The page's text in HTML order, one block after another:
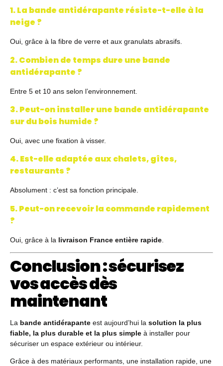
1. La bande antidérapante résiste-t-elle à la
neige ?
Oui, grâce à la fibre de verre et aux granulats abrasifs.
2. Combien de temps dure une bande
antidérapante ?
Entre 5 et 10 ans selon l’environnement.
3. Peut-on installer une bande antidérapante
sur du bois humide ?
Oui, avec une fixation à visser.
4. Est-elle adaptée aux chalets, gîtes,
restaurants ?
Absolument : c’est sa fonction principale.
5. Peut-on recevoir la commande rapidement
?
Oui, grâce à la livraison France entière rapide
Conclusion : sécurisez
vos accès dès
maintenant
La bande antidérapante est aujourd’hui la solution la plus
fiable, la plus durable et la plus simple à installer pour
sécuriser un espace extérieur ou intérieur.
Grâce à des matériaux performants, une installation rapide, une